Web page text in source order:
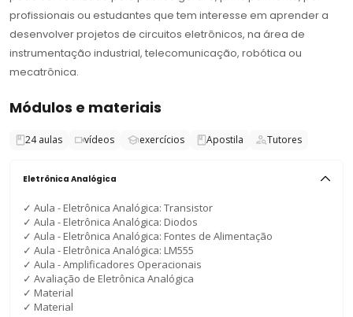
profissionais ou estudantes que tem interesse em aprender a
desenvolver projetos de circuitos eletrônicos, na área de
instrumentação industrial, telecomunicação, robótica ou
mecatrônica.
Módulos e materiais
24aulas vídeos exercícios Apostila Tutores
Eletrônica Analógica
✓ Aula - Eletrônica Analógica: Transistor
✓ Aula - Eletrônica Analógica: Diodos
✓ Aula - Eletrônica Analógica: Fontes de Alimentação
✓ Aula - Eletrônica Analógica: LM555
✓ Aula - Amplificadores Operacionais
✓ Avaliação de Eletrônica Analógica
✓ Material
✓ Material